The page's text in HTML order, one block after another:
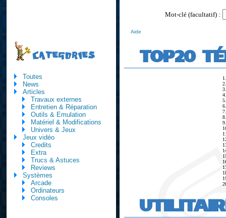
Mot-clé (facultatif) :
Aide
TOP20
CATEGORIES
Toutes
News
Articles
Travaux externes
Entretien & Réparation
Outils & Emulation
Matériel & Modifications
Univers & Jeux
Jeux vidéo
Credits
Extra
Trucs & Astuces
Reviews
Systèmes
Arcade
Ordinateurs
Consoles